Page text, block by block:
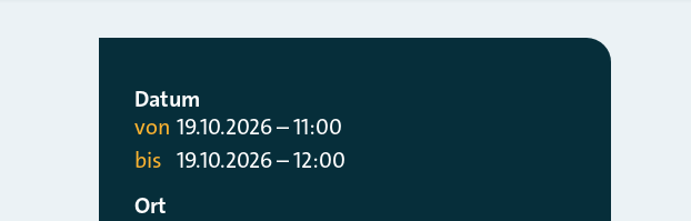
Datum
von 19.10.2026 – 11:00
bis 19.10.2026 – 12:00
Ort